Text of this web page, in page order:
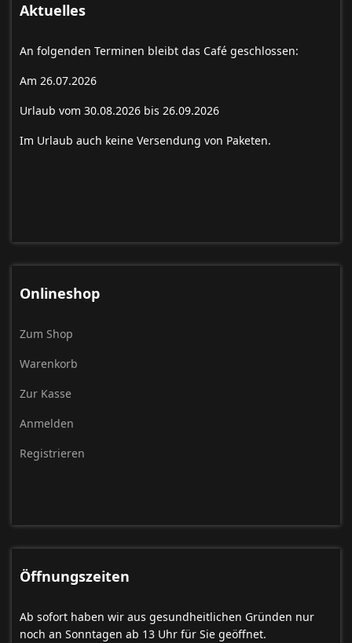
Aktuelles
An folgenden Terminen bleibt das Café geschlossen:
Am 26.07.2026
Urlaub vom 30.08.2026 bis 26.09.2026
Im Urlaub auch keine Versendung von Paketen.
Onlineshop
Zum Shop
Warenkorb
Zur Kasse
Anmelden
Registrieren
Öffnungszeiten
Ab sofort haben wir aus gesundheitlichen Gründen nur
noch an Sonntagen ab 13 Uhr für Sie geöffnet.